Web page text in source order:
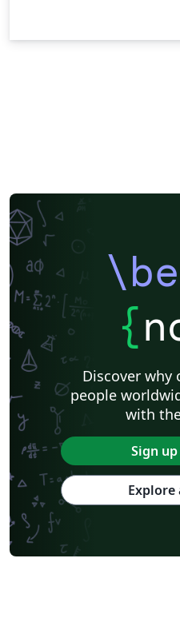
{
Discover why
people
with
Sign
Explore